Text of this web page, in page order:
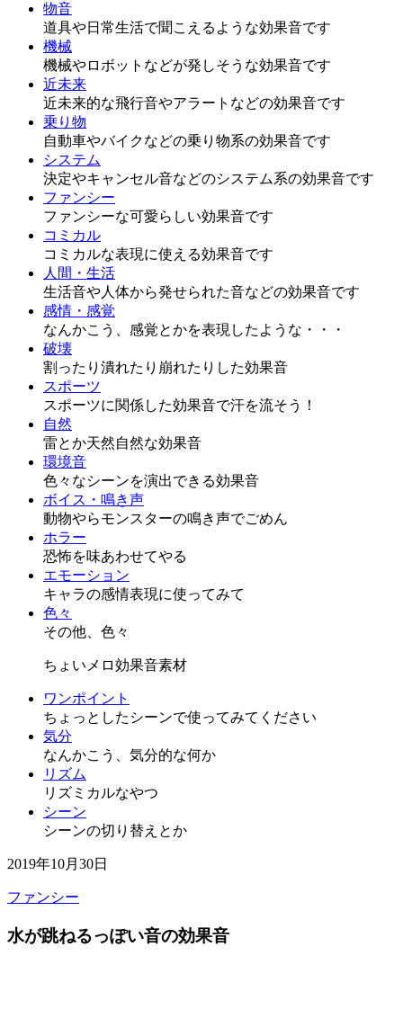
物音
道具や日常生活で聞こえるような効果音です
機械
機械やロボットなどが発しそうな効果音です
近未来
近未来的な飛行音やアラートなどの効果音です
乗り物
自動車やバイクなどの乗り物系の効果音です
システム
決定やキャンセル音などのシステム系の効果音です
ファンシー
ファンシーな可愛らしい効果音です
コミカル
コミカルな表現に使える効果音です
人間・生活
生活音や人体から発せられた音などの効果音です
感情・感覚
なんかこう、感覚とかを表現したような・・・
破壊
割ったり潰れたり崩れたりした効果音
スポーツ
スポーツに関係した効果音で汗を流そう！
自然
雷とか天然自然な効果音
環境音
色々なシーンを演出できる効果音
ボイス・鳴き声
動物やらモンスターの鳴き声でごめん
ホラー
恐怖を味あわせてやる
エモーション
キャラの感情表現に使ってみて
色々
その他、色々
ちょいメロ効果音素材
ワンポイント
ちょっとしたシーンで使ってみてください
気分
なんかこう、気分的な何か
リズム
リズミカルなやつ
シーン
シーンの切り替えとか
2019年10月30日
ファンシー
水が跳ねるっぽい音の効果音